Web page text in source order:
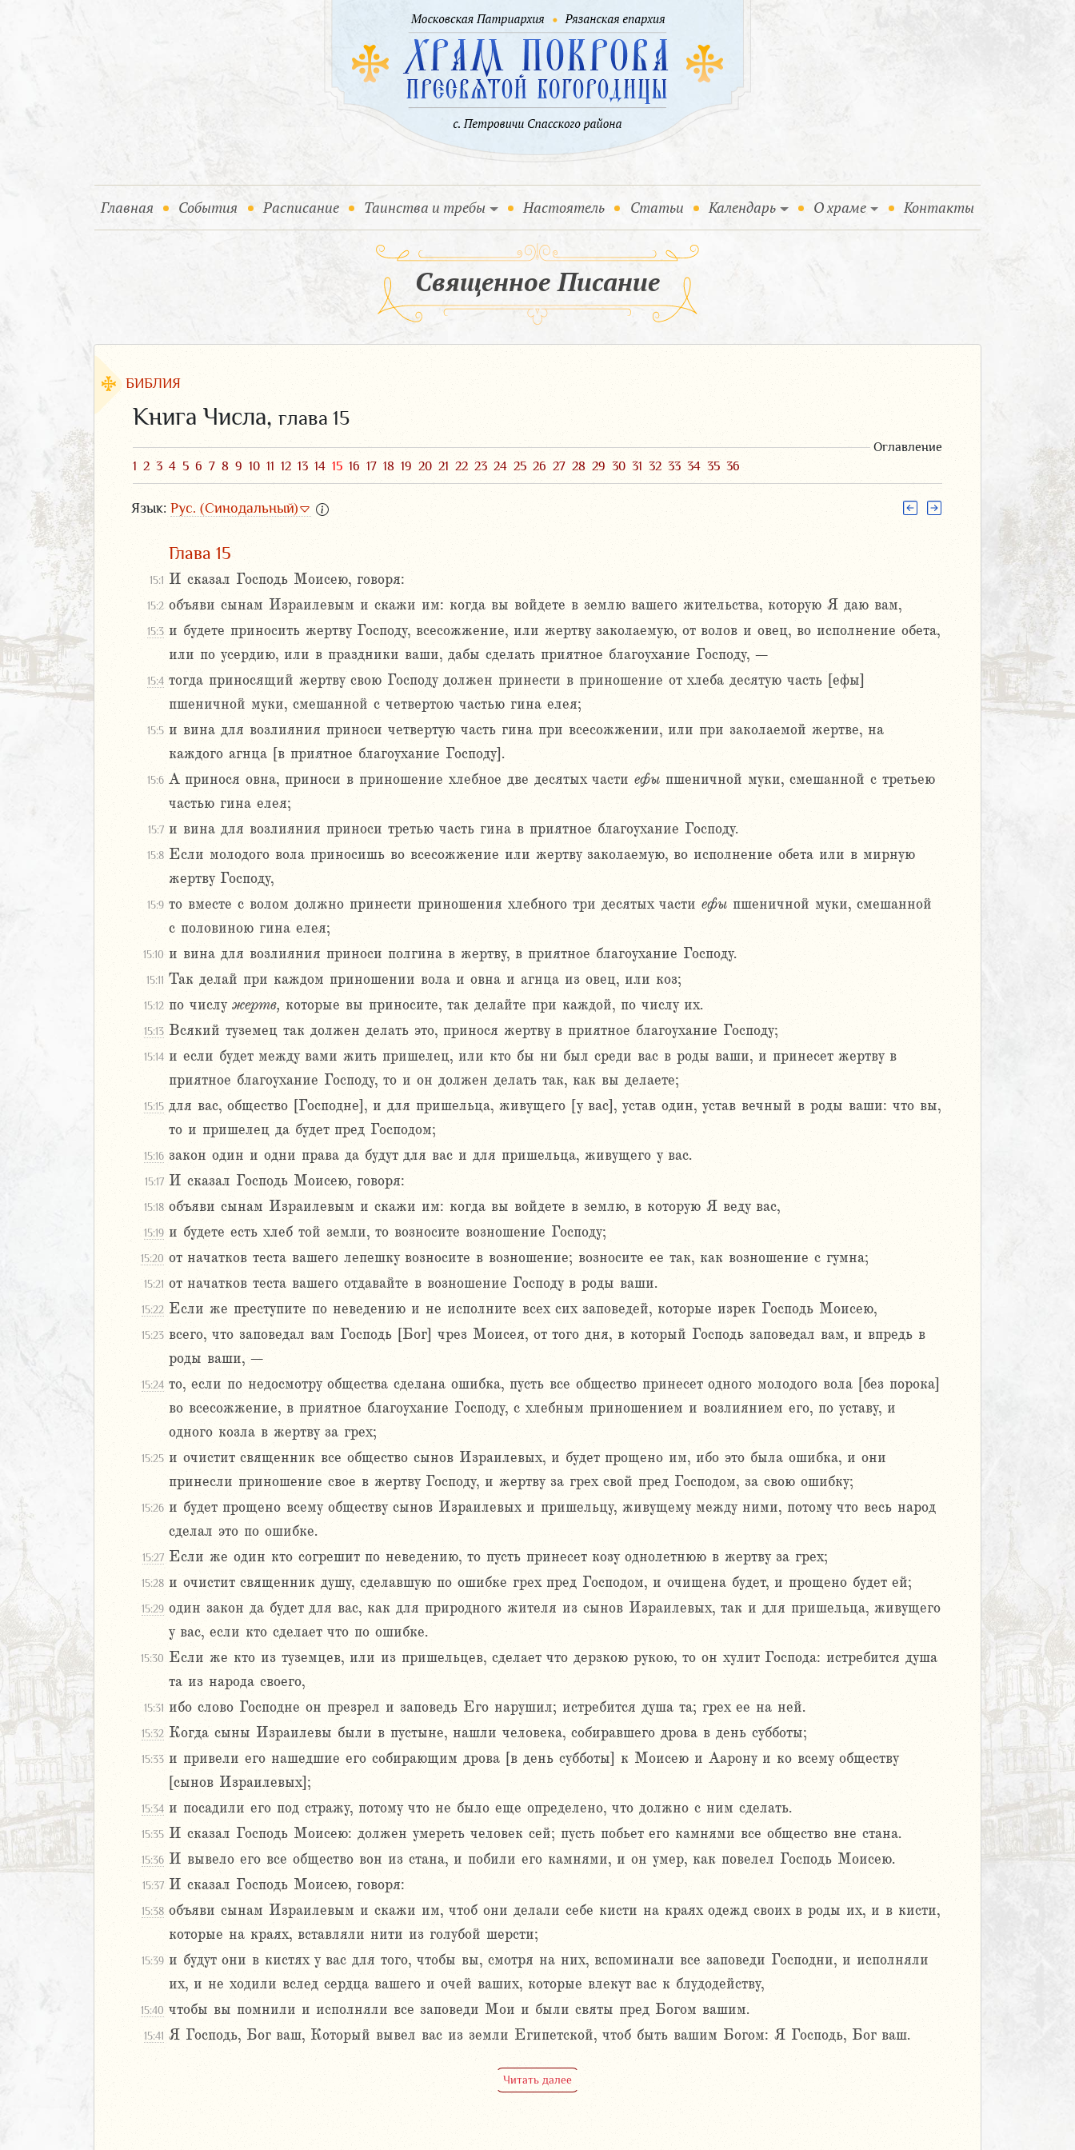
Главная (current)
События (current)
Расписание Таинства и требы Настоятель Статьи Календарь О храме Контакты
Священное Писание
БИБЛИЯ
Книга Числа, глава 15
Оглавление
1 2 3 4 5 6 7 8 9 10 11 12 13 14 15 16 17 18 19 20 21 22 23 24 25 26 27 28 29 30 31 32 33 34 35 36
Язык: Рус. (Синодальный)
Глава 15
15:1 И сказал Господь Моисею, говоря:
15:2 объяви сынам Израилевым и скажи им: когда вы войдете в землю вашего жительства, которую Я даю вам,
15:3 и будете приносить жертву Господу, всесожжение, или жертву заколаемую, от волов и овец, во исполнение обета,
или по усердию, или в праздники ваши, дабы сделать приятное благоухание Господу, –
15:4 тогда приносящий жертву свою Господу должен принести в приношение от хлеба десятую часть [ефы]
пшеничной муки, смешанной с четвертою частью гина елея;
15:5 и вина для возлияния приноси четвертую часть гина при всесожжении, или при заколаемой жертве, на
каждого агнца [в приятное благоухание Господу].
15:6 А принося овна, приноси в приношение хлебное две десятых части ефы пшеничной муки, смешанной с третьею
частью гина елея;
15:7 и вина для возлияния приноси третью часть гина в приятное благоухание Господу.
15:8 Если молодого вола приносишь во всесожжение или жертву заколаемую, во исполнение обета или в мирную
жертву Господу,
15:9 то вместе с волом должно принести приношения хлебного три десятых части ефы пшеничной муки, смешанной
с половиною гина елея;
15:10 и вина для возлияния приноси полгина в жертву, в приятное благоухание Господу.
15:11 Так делай при каждом приношении вола и овна и агнца из овец, или коз;
15:12 по числу жертв, которые вы приносите, так делайте при каждой, по числу их.
15:13 Всякий туземец так должен делать это, принося жертву в приятное благоухание Господу;
15:14 и если будет между вами жить пришелец, или кто бы ни был среди вас в роды ваши, и принесет жертву в
приятное благоухание Господу, то и он должен делать так, как вы делаете;
15:15 для вас, общество [Господне], и для пришельца, живущего [у вас], устав один, устав вечный в роды ваши: что вы,
то и пришелец да будет пред Господом;
15:16 закон один и одни права да будут для вас и для пришельца, живущего у вас.
15:17 И сказал Господь Моисею, говоря:
15:18 объяви сынам Израилевым и скажи им: когда вы войдете в землю, в которую Я веду вас,
15:19 и будете есть хлеб той земли, то возносите возношение Господу;
15:20 от начатков теста вашего лепешку возносите в возношение; возносите ее так, как возношение с гумна;
15:21 от начатков теста вашего отдавайте в возношение Господу в роды ваши.
15:22 Если же преступите по неведению и не исполните всех сих заповедей, которые изрек Господь Моисею,
15:23 всего, что заповедал вам Господь [Бог] чрез Моисея, от того дня, в который Господь заповедал вам, и впредь в
роды ваши, –
15:24 то, если по недосмотру общества сделана ошибка, пусть все общество принесет одного молодого вола [без порока]
во всесожжение, в приятное благоухание Господу, с хлебным приношением и возлиянием его, по уставу, и
одного козла в жертву за грех;
15:25 и очистит священник все общество сынов Израилевых, и будет прощено им, ибо это была ошибка, и они
принесли приношение свое в жертву Господу, и жертву за грех свой пред Господом, за свою ошибку;
15:26 и будет прощено всему обществу сынов Израилевых и пришельцу, живущему между ними, потому что весь народ
сделал это по ошибке.
15:27 Если же один кто согрешит по неведению, то пусть принесет козу однолетнюю в жертву за грех;
15:28 и очистит священник душу, сделавшую по ошибке грех пред Господом, и очищена будет, и прощено будет ей;
15:29 один закон да будет для вас, как для природного жителя из сынов Израилевых, так и для пришельца, живущего
у вас, если кто сделает что по ошибке.
15:30 Если же кто из туземцев, или из пришельцев, сделает что дерзкою рукою, то он хулит Господа: истребится душа
та из народа своего,
15:31 ибо слово Господне он презрел и заповедь Его нарушил; истребится душа та; грех ее на ней.
15:32 Когда сыны Израилевы были в пустыне, нашли человека, собиравшего дрова в день субботы;
15:33 и привели его нашедшие его собирающим дрова [в день субботы] к Моисею и Аарону и ко всему обществу
[сынов Израилевых];
15:34 и посадили его под стражу, потому что не было еще определено, что должно с ним сделать.
15:35 И сказал Господь Моисею: должен умереть человек сей; пусть побьет его камнями все общество вне стана.
15:36 И вывело его все общество вон из стана, и побили его камнями, и он умер, как повелел Господь Моисею.
15:37 И сказал Господь Моисею, говоря:
15:38 объяви сынам Израилевым и скажи им, чтоб они делали себе кисти на краях одежд своих в роды их, и в кисти,
которые на краях, вставляли нити из голубой шерсти;
15:39 и будут они в кистях у вас для того, чтобы вы, смотря на них, вспоминали все заповеди Господни, и исполняли
их, и не ходили вслед сердца вашего и очей ваших, которые влекут вас к блудодейству,
15:40 чтобы вы помнили и исполняли все заповеди Мои и были святы пред Богом вашим.
15:41 Я Господь, Бог ваш, Который вывел вас из земли Египетской, чтоб быть вашим Богом: Я Господь, Бог ваш.
Читать далее